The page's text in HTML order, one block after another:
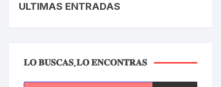
ULTIMAS ENTRADAS
𝐋𝐎 𝐁𝐔𝐒𝐂𝐀𝐒,𝐋𝐎 𝐄𝐍𝐂𝐎𝐍𝐓𝐑𝐀𝐒